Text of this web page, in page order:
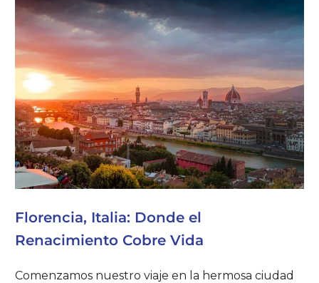
Florencia, Italia: Donde el
Renacimiento Cobre Vida
Comenzamos nuestro viaje en la hermosa ciudad